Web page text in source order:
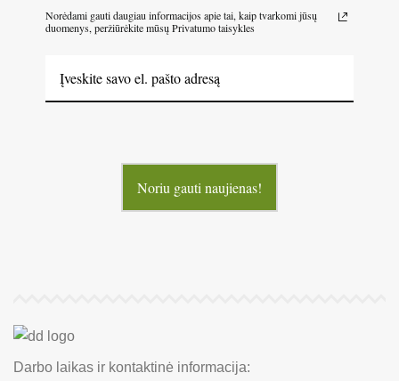
Norėdami gauti daugiau informacijos apie tai, kaip tvarkomi jūsų
duomenys, peržiūrėkite mūsų Privatumo taisykles
Noriu gauti naujienas!
Darbo laikas ir kontaktinė informacija: